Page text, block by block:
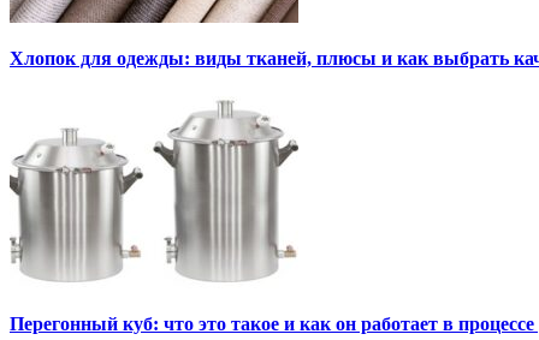
Хлопок для одежды: виды тканей, плюсы и как выбрать
Перегонный куб: что это такое и как он работает в